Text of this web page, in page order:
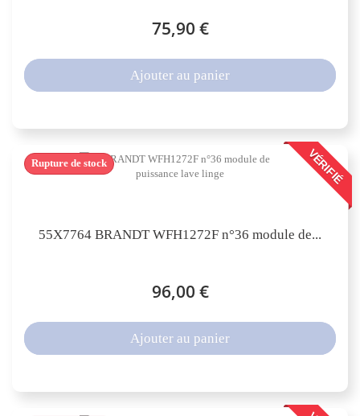
75,90 €
Ajouter au panier
VÉRIFIÉ
55X7764 BRANDT WFH1272F n°36 module de...
96,00 €
Rupture de stock
Ajouter au panier